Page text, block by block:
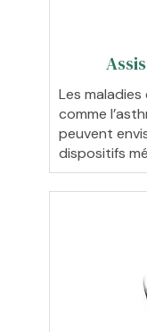
Les
comme
peuvent
dispositifs